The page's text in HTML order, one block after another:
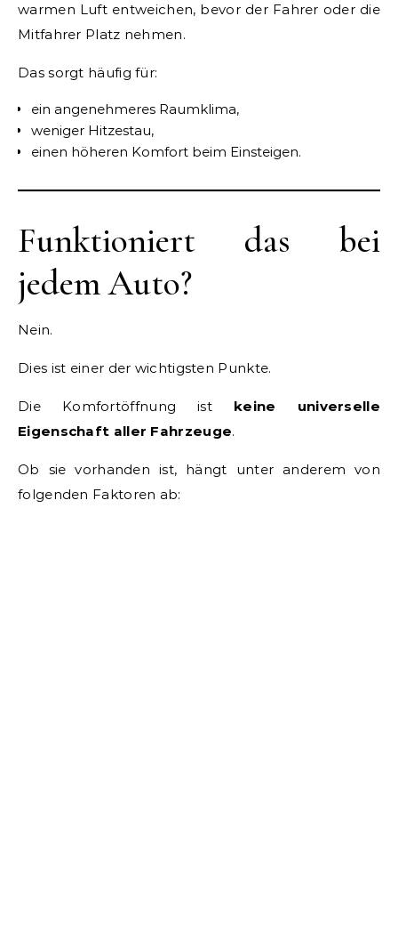
warmen Luft entweichen, bevor der Fahrer oder die
Mitfahrer Platz nehmen.
Das sorgt häufig für:
ein angenehmeres Raumklima,
weniger Hitzestau,
einen höheren Komfort beim Einsteigen.
Funktioniert das bei
jedem Auto?
Nein.
Dies ist einer der wichtigsten Punkte.
Die Komfortöffnung ist keine universelle
Eigenschaft aller Fahrzeuge.
Ob sie vorhanden ist, hängt unter anderem von
folgenden Faktoren ab: